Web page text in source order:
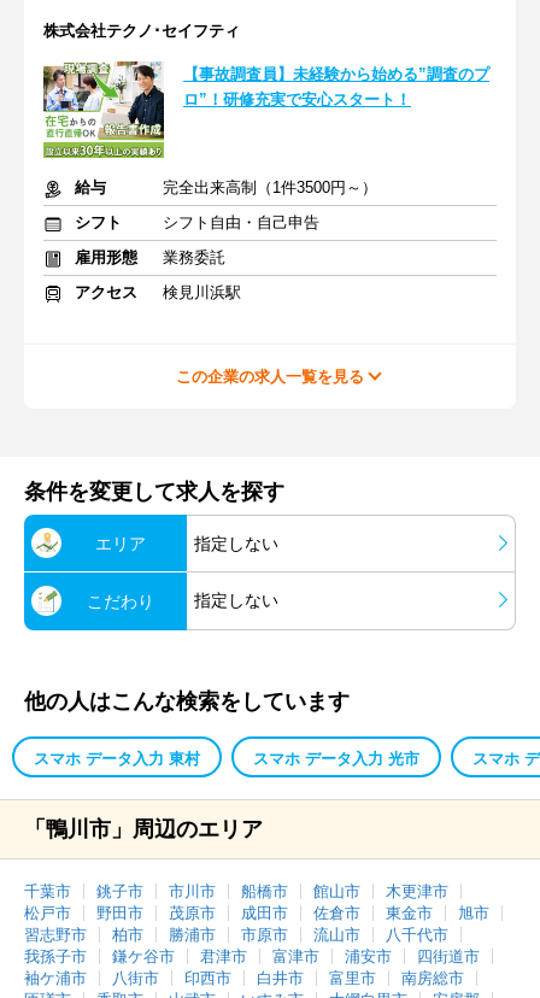
株式会社テクノ･セイフティ
【事故調査員】未経験から始める”調査のプ
ロ”！研修充実で安心スタート！
給与
完全出来高制（1件3500円～）
シフト
シフト自由・自己申告
雇用形態
業務委託
アクセス
検見川浜駅
この企業の求人一覧を見る
条件を変更して求人を探す
エリア 指定しない
こだわり 指定しない
他の人はこんな検索をしています
スマホ データ入力 東村 スマホ データ入力 光市 スマホ
「鴨川市」周辺のエリア
千葉市 銚子市 市川市 船橋市 館山市
木更津市
松戸市
野田市 茂原市 成田市 佐倉市 東金市
旭市
習志野市
柏市 勝浦市 市原市 流山市
八千代市
我孫子市
鎌ケ谷市 君津市 富津市 浦安市
四街道市
袖ケ浦市
八街市 印西市 白井市 富里市
南房総市